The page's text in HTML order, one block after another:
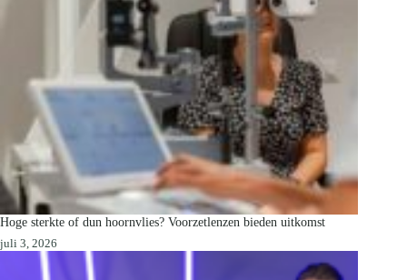
Hoge sterkte of dun hoornvlies? Voorzetlenzen bieden uitkomst
juli 3, 2026